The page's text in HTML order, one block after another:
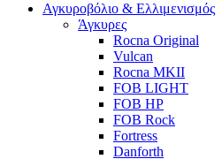
Αγκυροβόλιο & Ελλιμενισμός
Άγκυρες
Rocna Original
Vulcan
Rocna MKII
FOB LIGHT
FOB HP
FOB Rock
Fortress
Danforth